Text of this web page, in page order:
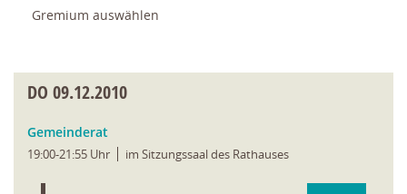
Gremium auswählen
DO 09.12.2010
Gemeinderat
19:00-21:55 Uhr im Sitzungssaal des Rathauses